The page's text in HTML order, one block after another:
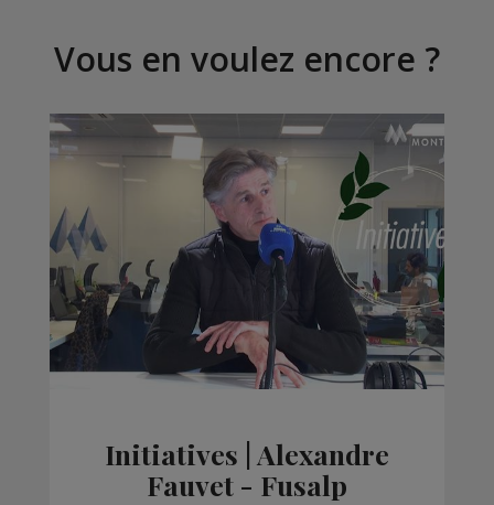
Vous en voulez encore ?
Initiatives | Alexandre
Fauvet - Fusalp